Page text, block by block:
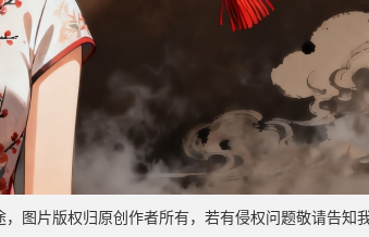
图片版权归原创作者所有，若有侵权问题敬请告知